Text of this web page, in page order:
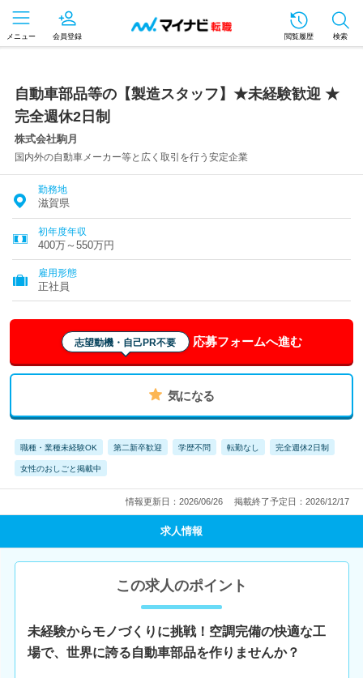
メニュー 会員登録 閲覧履歴 検索
自動車部品等の【製造スタッフ】★未経験歓迎 ★
完全週休2日制
株式会社駒月
国内外の自動車メーカー等と広く取引を行う安定企業
勤務地
滋賀県
初年度年収
400万～550万円
雇用形態
正社員
志望動機・自己PR不要 応募フォームへ進む
気になる
職種・業種未経験OK 第二新卒歓迎 学歴不問 転勤なし 完全週休2日制
女性のおしごと掲載中
情報更新日：2026/06/26 掲載終了予定日：2026/12/17
求人情報
この求人のポイント
未経験からモノづくりに挑戦！空調完備の快適な工
場で、世界に誇る自動車部品を作りませんか？